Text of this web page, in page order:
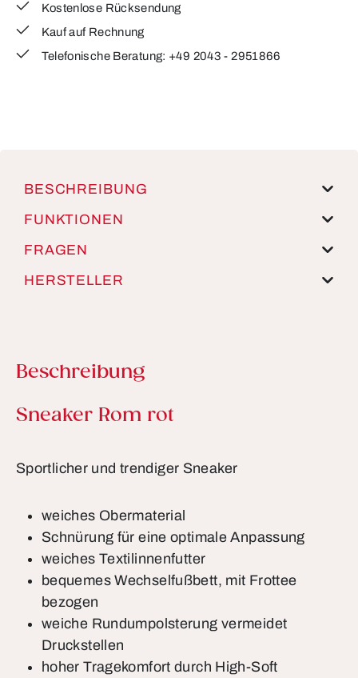
Kostenlose Rücksendung
Kauf auf Rechnung
Telefonische Beratung: +49 2043 - 2951866
BESCHREIBUNG
FUNKTIONEN
FRAGEN
HERSTELLER
Beschreibung
Produktinformationen
Sneaker Rom rot
Sportlicher und trendiger Sneaker
weiches Obermaterial
Schnürung für eine optimale Anpassung
weiches Textilinnenfutter
bequemes Wechselfußbett, mit Frottee
bezogen
weiche Rundumpolsterung vermeidet
Druckstellen
hoher Tragekomfort durch High-Soft